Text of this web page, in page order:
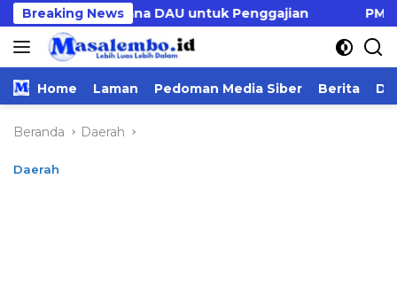
Langsung
ke
konten
Breaking News
Dana DAU untuk Penggajian PMD
Home Laman Pedoman Media Siber Berita
Beranda Daerah
Daerah